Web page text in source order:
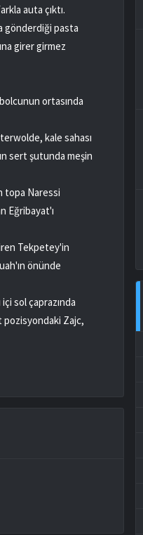
auta çıktı.
gönderdiği pasta
girer girmez
ortasında
kale sahası
sert şutunda meşin
topa Naressi
Eğribayat'ı
Tekpetey'in
önünde
sol çaprazında
pozisyondaki Zajc,